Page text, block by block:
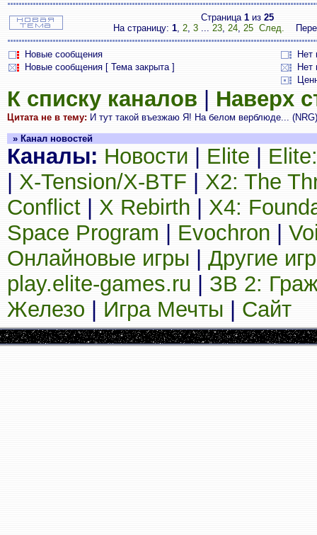
Страница 1из 25
На страницу: 1, 2, 3 ... 23, 24, 25 След.
Новые сообщения
Нет
Новые сообщения [ Тема закрыта ]
Нет
К списку каналов Наверх
Цитата не в тему: И тут такой въезжаю Я! На белом верблюде... (NRG)
» Канал новостей
Каналы: Новости Elite
X-Tension/X-BTF
X2: The
Conflict
X Rebirth
X4:
Space Program
Evochron
Онлайновые игры
Другие
play.elite-games.ru
ЗВ 2:
Железо
Игра Мечты Сайт